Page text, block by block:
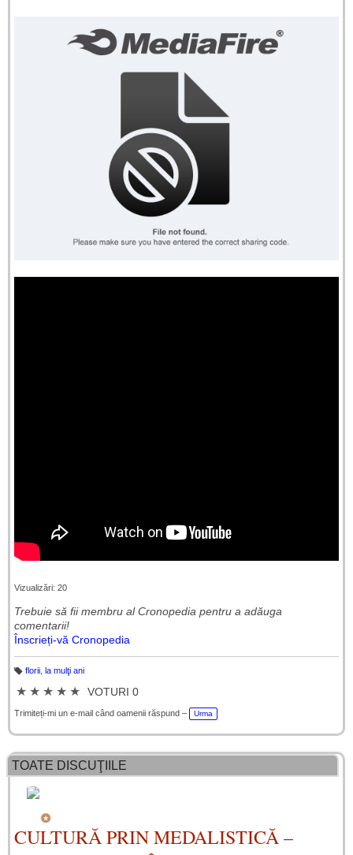
Vizualizări: 20
Trebuie să fii membru al Cronopedia ​​pentru a adăuga
comentarii!
Înscrieți-vă Cronopedia
h
e
florii, la mulţi ani
★ ★ ★ ★ ★ VOTURI 0
Trimiteți-mi un e-mail când oamenii răspund – Urma
TOATE DISCUŢIILE
CULTURĂ PRIN MEDALISTICĂ –